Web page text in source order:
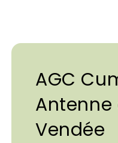
AGC
Antenne
Vendée